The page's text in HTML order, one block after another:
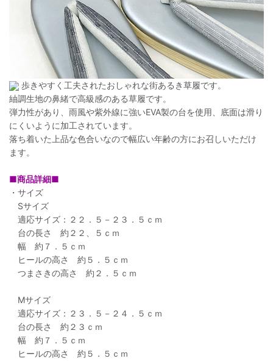
歩きやすく工夫されたおしゃれな街あるき草履です。
紬調生地の鼻緒で高級感のある草履です。
弾力性があり、雨風や紫外線に強いEVA製の台を使用、底面は滑り
にくいように加工されています。
落ち着いた上品な色合いなので幅広い年齢の方にお召しいただけ
ます。
■商品詳細■
・サイズ
Sサイズ
適応サイズ：２２．５－２３．５ｃｍ
台の長さ 約２２、５ｃｍ
幅 約７．５ｃｍ
ヒールの高さ 約５．５ｃｍ
つまさきの高さ 約２．５ｃｍ
Mサイズ
適応サイズ：２３．５－２４．５ｃｍ
台の長さ 約２３ｃｍ
幅 約７．５ｃｍ
ヒールの高さ 約５．５ｃｍ